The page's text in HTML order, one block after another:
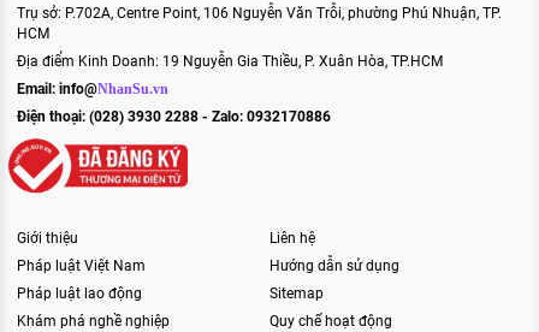
Trụ sở: P.702A, Centre Point, 106 Nguyễn Văn Trỗi, phường Phú Nhuận, TP.
HCM
Địa điểm Kinh Doanh: 19 Nguyễn Gia Thiều, P. Xuân Hòa, TP.HCM
Email: info@NhanSu.vn
Điện thoại: (028) 3930 2288 - Zalo: 0932170886
Giới thiệu
Pháp luật Việt Nam
Pháp luật lao động
Khám phá nghề nghiệp
Liên hệ
Hướng dẫn sử dụng
Sitemap
Quy chế hoạt động